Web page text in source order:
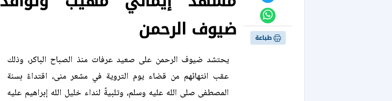
طباعة
ضيوف الرحمن
يحتشد ضيوف الرحمن على صعيد عرفات منذ الصباح الباكر، وذلك
عقب انتهائهم من قضاء يوم التروية في مشعر منى، اقتداءً بسنة
المصطفى صلى الله عليه وسلم، وتلبيةً لنداء خليل الله إبراهيم عليه